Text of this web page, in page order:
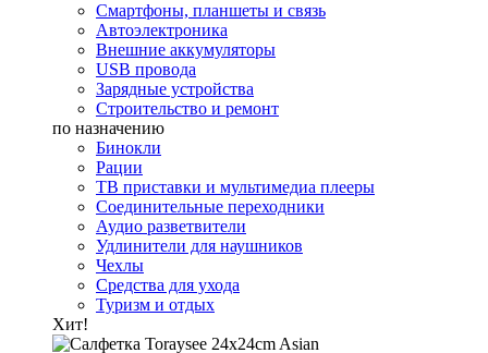
Смартфоны, планшеты и связь
Автоэлектроника
Внешние аккумуляторы
USB провода
Зарядные устройства
Строительство и ремонт
по назначению
Бинокли
Рации
ТВ приставки и мультимедиа плееры
Соединительные переходники
Аудио разветвители
Удлинители для наушников
Чехлы
Средства для ухода
Туризм и отдых
Хит!